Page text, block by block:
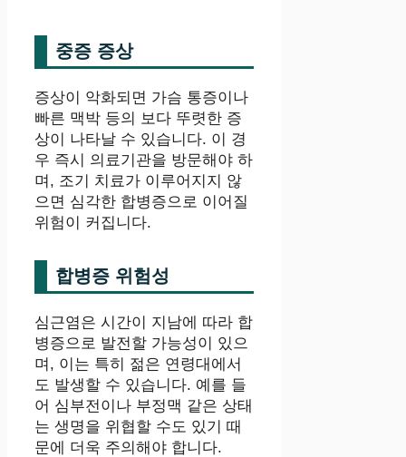
중증 증상
증상이 악화되면 가슴 통증이나
빠른 맥박 등의 보다 뚜렷한 증
상이 나타날 수 있습니다. 이 경
우 즉시 의료기관을 방문해야 하
며, 조기 치료가 이루어지지 않
으면 심각한 합병증으로 이어질
위험이 커집니다.
합병증 위험성
심근염은 시간이 지남에 따라 합
병증으로 발전할 가능성이 있으
며, 이는 특히 젊은 연령대에서
도 발생할 수 있습니다. 예를 들
어 심부전이나 부정맥 같은 상태
는 생명을 위협할 수도 있기 때
문에 더욱 주의해야 합니다.